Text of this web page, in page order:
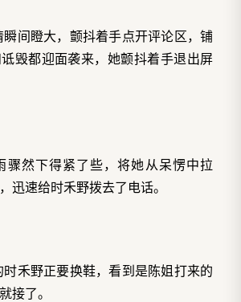
瞬间瞪大，颤抖着手点开评论区，铺
毁都迎面袭来，她颤抖着手退出屏
骤然下得紧了些，将她从呆愣中拉
迅速给时禾野拨去了电话。
时禾野正要换鞋，看到是陈姐打来的
接了。